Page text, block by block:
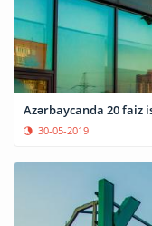
Azərbaycanda 20 faiz
30-05-2019